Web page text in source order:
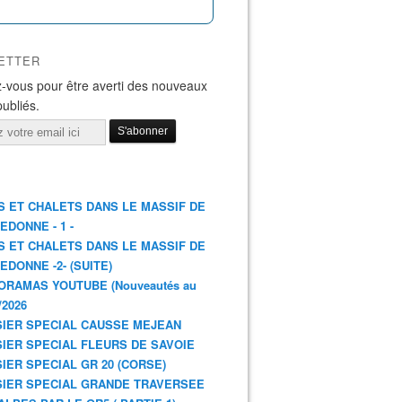
vous pour être averti des nouveaux
ET CHALETS DANS LE MASSIF DE
- 1 -
ET CHALETS DANS LE MASSIF DE
-2- (SUITE)
YOUTUBE (Nouveautés au
SPECIAL CAUSSE MEJEAN
SPECIAL FLEURS DE SAVOIE
SPECIAL GR 20 (CORSE)
SPECIAL GRANDE TRAVERSEE